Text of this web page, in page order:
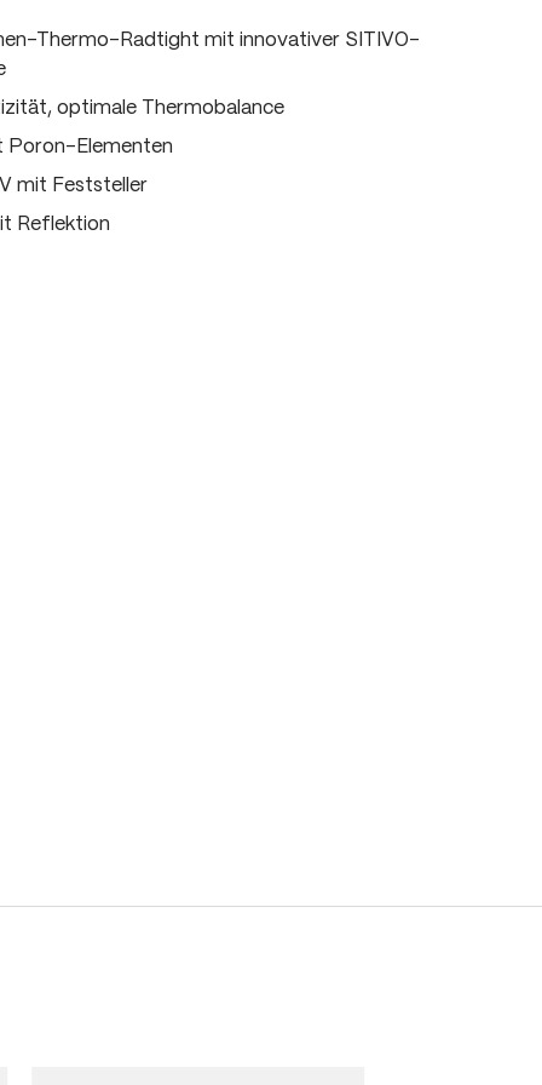
Thermo-Radtight mit innovativer SITIVO-
optimale Thermobalance
Poron-Elementen
mit Feststeller
Reflektion